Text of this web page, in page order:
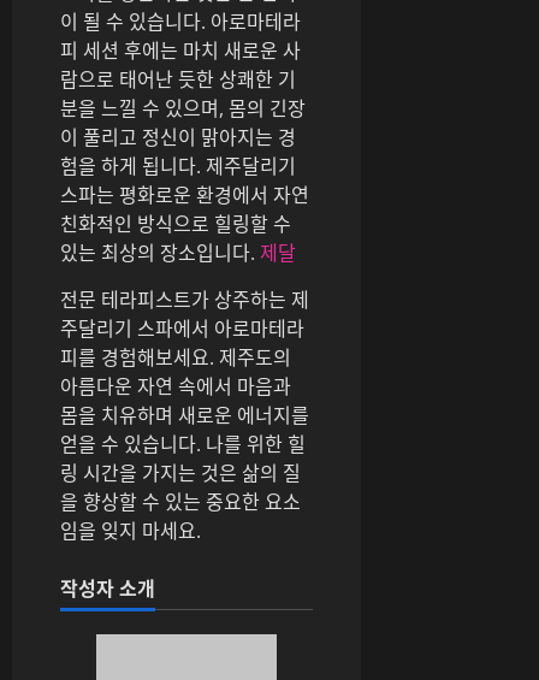
이 될 수 있습니다. 아로마테라
피 세션 후에는 마치 새로운 사
람으로 태어난 듯한 상쾌한 기
분을 느낄 수 있으며, 몸의 긴장
이 풀리고 정신이 맑아지는 경
험을 하게 됩니다. 제주달리기
스파는 평화로운 환경에서 자연
친화적인 방식으로 힐링할 수
있는 최상의 장소입니다. 제달
전문 테라피스트가 상주하는 제
주달리기 스파에서 아로마테라
피를 경험해보세요. 제주도의
아름다운 자연 속에서 마음과
몸을 치유하며 새로운 에너지를
얻을 수 있습니다. 나를 위한 힐
링 시간을 가지는 것은 삶의 질
을 향상할 수 있는 중요한 요소
임을 잊지 마세요.
작성자 소개